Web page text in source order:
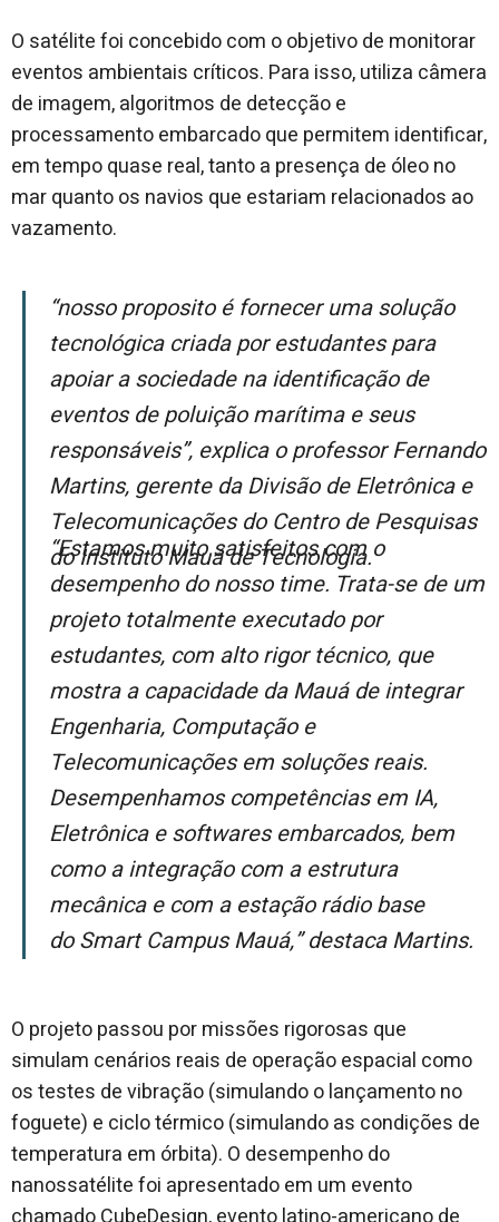
O satélite foi concebido com o objetivo de monitorar
eventos ambientais críticos. Para isso, utiliza câmera
de imagem, algoritmos de detecção e
processamento embarcado que permitem identificar,
em tempo quase real, tanto a presença de óleo no
mar quanto os navios que estariam relacionados ao
vazamento.
“Nosso proposito é fornecer uma solução
tecnológica criada por estudantes para
apoiar a sociedade na identificação de
eventos de poluição marítima e seus
responsáveis”, explica o professor Fernando
Martins, gerente da Divisão de Eletrônica e
Telecomunicações do Centro de Pesquisas
do Instituto Mauá de Tecnologia.
“Estamos muito satisfeitos com o
desempenho do nosso time. Trata-se de um
projeto totalmente executado por
estudantes, com alto rigor técnico, que
mostra a capacidade da Mauá de integrar
Engenharia, Computação e
Telecomunicações em soluções reais.
Desempenhamos competências em IA,
Eletrônica e softwares embarcados, bem
como a integração com a estrutura
mecânica e com a estação rádio base
doSmart CampusMauá,” destaca Martins.
O projeto passou por missões rigorosas que
simulam cenários reais de operação espacial como
os testes de vibração (simulando o lançamento no
foguete) e ciclo térmico (simulando as condições de
temperatura em órbita). O desempenho do
nanossatélite foi apresentado em um evento